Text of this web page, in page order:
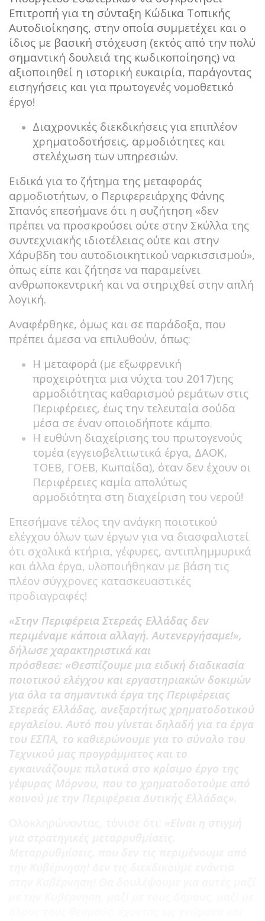
Επιτροπή για τη σύνταξη Κώδικα Τοπικής
Αυτοδιοίκησης, στην οποία συμμετέχει και ο
ίδιος με βασική στόχευση (εκτός από την πολύ
σημαντική δουλειά της κωδικοποίησης) να
αξιοποιηθεί η ιστορική ευκαιρία, παράγοντας
εισηγήσεις και για πρωτογενές νομοθετικό
έργο!
Διαχρονικές διεκδικήσεις για επιπλέον
χρηματοδοτήσεις, αρμοδιότητες και
στελέχωση των υπηρεσιών.
Ειδικά για το ζήτημα της μεταφοράς
αρμοδιοτήτων, ο Περιφερειάρχης Φάνης
Σπανός επεσήμανε ότι η συζήτηση «δεν
πρέπει να προσκρούσει ούτε στην Σκύλλα της
συντεχνιακής ιδιοτέλειας ούτε και στην
Χάρυβδη του αυτοδιοικητικού ναρκισσισμού»,
όπως είπε και ζήτησε να παραμείνει
ανθρωποκεντρική και να στηριχθεί στην απλή
λογική.
Αναφέρθηκε, όμως και σε παράδοξα, που
πρέπει άμεσα να επιλυθούν, όπως:
Η μεταφορά (με εξωφρενική
προχειρότητα μια νύχτα του 2017)της
αρμοδιότητας καθαρισμού ρεμάτων στις
Περιφέρειες, έως την τελευταία σούδα
μέσα σε έναν οποιοδήποτε κάμπο.
Η ευθύνη διαχείρισης του πρωτογενούς
τομέα (εγγειοβελτιωτικά έργα, ΔΑΟΚ,
ΤΟΕΒ, ΓΟΕΒ, Κωπαΐδα), όταν δεν έχουν οι
Περιφέρειες καμία απολύτως
αρμοδιότητα στη διαχείριση του νερού!
Επεσήμανε τέλος την ανάγκη ποιοτικού
ελέγχου όλων των έργων για να διασφαλιστεί
ότι σχολικά κτήρια, γέφυρες, αντιπλημμυρικά
και άλλα έργα, υλοποιήθηκαν με βάση τις
πλέον σύγχρονες κατασκευαστικές
προδιαγραφές!
«Στην Περιφέρεια Στερεάς Ελλάδας δεν
περιμέναμε κάποια αλλαγή. Αυτενεργήσαμε!»,
δήλωσε χαρακτηριστικά και
πρόσθεσε: «Θεσπίζουμε μια ειδική διαδικασία
ποιοτικού ελέγχου και εργαστηριακών δοκιμών
για όλα τα σημαντικά έργα της Περιφέρειας
Στερεάς Ελλάδας, ανεξαρτήτως χρηματοδοτικού
εργαλείου. Αυτό που γίνεται δηλαδή για τα έργα
του ΕΣΠΑ, το καθιερώνουμε για το σύνολο του
Τεχνικού μας προγράμματος και το
εγκαινιάζουμε πιλοτικά στο κρίσιμο έργο της
γέφυρας Μόρνου, που το χρηματοδοτούμε από
κοινού με την Περιφέρεια Δυτικής Ελλάδας».